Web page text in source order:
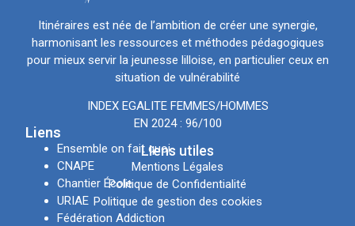
Itinéraires est née de l’ambition de créer une synergie,
harmonisant les ressources et méthodes pédagogiques
pour mieux servir la jeunesse lilloise, en particulier ceux en
situation de vulnérabilité
INDEX EGALITE FEMMES/HOMMES
EN 2024 : 96/100
LIens utiles
Mentions Légales
Politique de Confidentialité
Politique de gestion des cookies
Liens
Ensemble on fait quoi
CNAPE
Chantier École
URIAE
Fédération Addiction